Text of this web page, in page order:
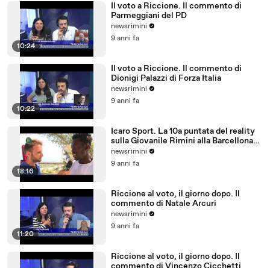
10:24
Il voto a Riccione. Il commento di
Parmeggiani del PD
newsrimini
9 anni fa
10:22
Il voto a Riccione. Il commento di
Dionigi Palazzi di Forza Italia
newsrimini
9 anni fa
18:16
Icaro Sport. La 10a puntata del reality
sulla Giovanile Rimini alla Barcellona
Professional Cup
newsrimini
9 anni fa
11:20
Riccione al voto, il giorno dopo. Il
commento di Natale Arcuri
newsrimini
9 anni fa
Riccione al voto, il giorno dopo. Il